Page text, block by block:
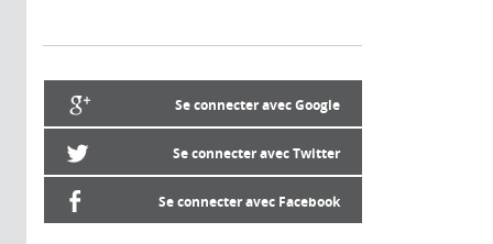
Se connecter avec Google
Se connecter avec Twitter
Se connecter avec Facebook